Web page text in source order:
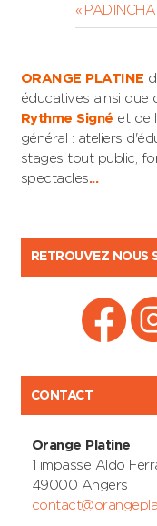
Previous
Post:
PADINCHA
ORANGE PLATINE
éducatives ainsi que
Rythme Signé et de
général : ateliers
stages tout public,
spectacles...
RETROUVEZ NOUS
CONTACT
Orange Platine
1 impasse Aldo
49000 Angers